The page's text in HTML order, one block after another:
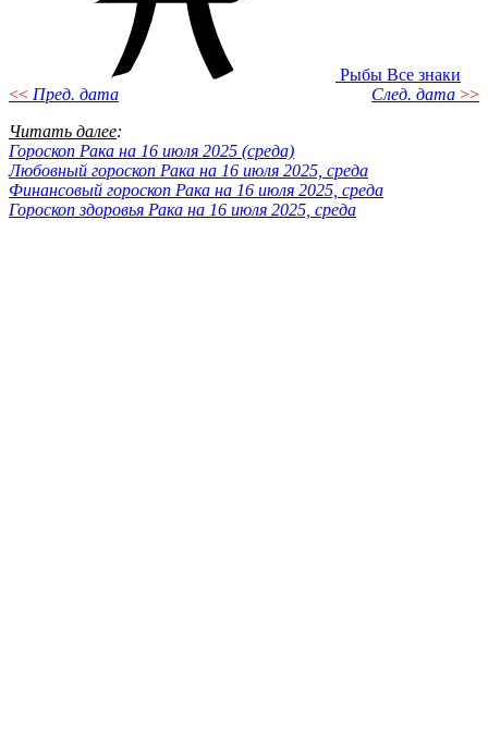
Рыбы Все знаки
<< Пред. дата След. дата >>
Читать далее:
Гороскоп Рака на 16 июля 2025 (среда)
Любовный гороскоп Рака на 16 июля 2025, среда
Финансовый гороскоп Рака на 16 июля 2025, среда
Гороскоп здоровья Рака на 16 июля 2025, среда